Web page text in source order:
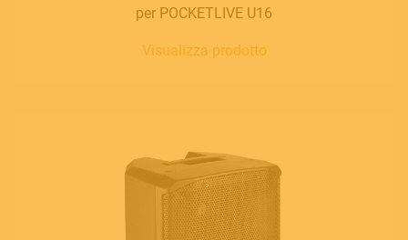
per POCKETLIVE U16
Visualizza prodotto